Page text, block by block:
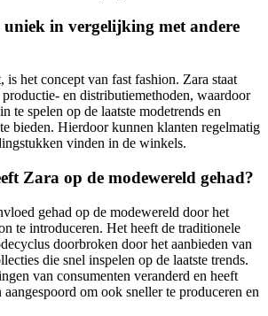
in vergelijking met andere
is het concept van fast fashion. Zara staat
en distributiemethoden, waardoor
te spelen op de laatste modetrends en
bieden. Hierdoor kunnen klanten regelmatig
vinden in de winkels.
Zara op de modewereld gehad?
gehad op de modewereld door het
te introduceren. Het heeft de traditionele
doorbroken door het aanbieden van
die snel inspelen op de laatste trends.
van consumenten veranderd en heeft
om ook sneller te produceren en